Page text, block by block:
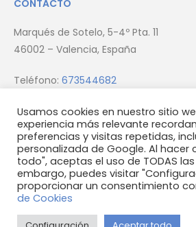
CONTACTO
Marqués de Sotelo, 5-4º Pta. 11
46002 – Valencia, España
Teléfono: 673544682
Email:info@firmus.es
© 2023 Firmus Homes S.L.U
Usamos cookies en nuestro sitio
experiencia más relevante
preferencias y visitas repetidas,
personalizada de Google. Al hacer
todo", aceptas el uso de TODAS las
embargo, puedes visitar
proporcionar un consentimiento
de Cookies